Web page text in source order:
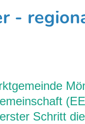
-
Schritt